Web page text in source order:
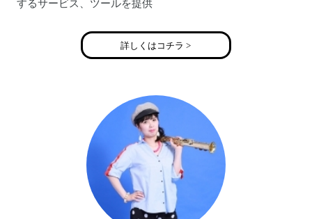
するサービス、ツールを提供
詳しくはコチラ >